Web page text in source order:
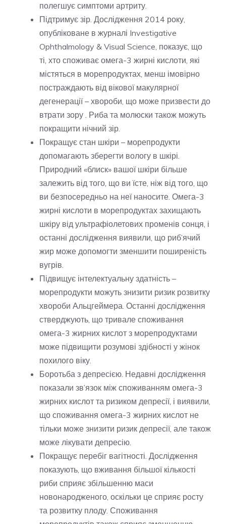
полегшує симптоми артриту.
Підтримує зір. Дослідження 2014 року,
опубліковане в журналі Investigative
Ophthalmology & Visual Science, показує, що
ті, хто споживає омега-3 жирні кислоти, які
містяться в морепродуктах, менш імовірно
постраждають від вікової макулярної
дегенерації – хвороби, що може призвести до
втрати зору . Риба та молюски також можуть
покращити нічний зір.
Покращує стан шкіри – морепродукти
допомагають зберегти вологу в шкірі.
Природний «блиск» вашої шкіри більше
залежить від того, що ви їсте, ніж від того, що
ви безпосередньо на неї наносите. Омега-3
жирні кислоти в морепродуктах захищають
шкіру від ультрафіолетових променів сонця, і
останні дослідження виявили, що риб’ячий
жир може допомогти зменшити поширеність
вугрів.
Підвищує інтелектуальну здатність –
морепродукти можуть знизити ризик розвитку
хвороби Альцгеймера. Останні дослідження
стверджують, що тривале споживання
омега-3 жирних кислот з морепродуктами
може підвищити розумові здібності у жінок
похилого віку.
Боротьба з депресією. Недавні дослідження
показали зв’язок між споживанням омега-3
жирних кислот та ризиком депресії, і виявили,
що споживання омега-3 жирних кислот не
тільки може знизити ризик депресії, але також
може лікувати депресію.
Покращує перебіг вагітності. Дослідження
показують, що вживання більшої кількості
риби сприяє збільшенню маси
новонародженого, оскільки це сприяє росту
та розвитку плоду. Споживання